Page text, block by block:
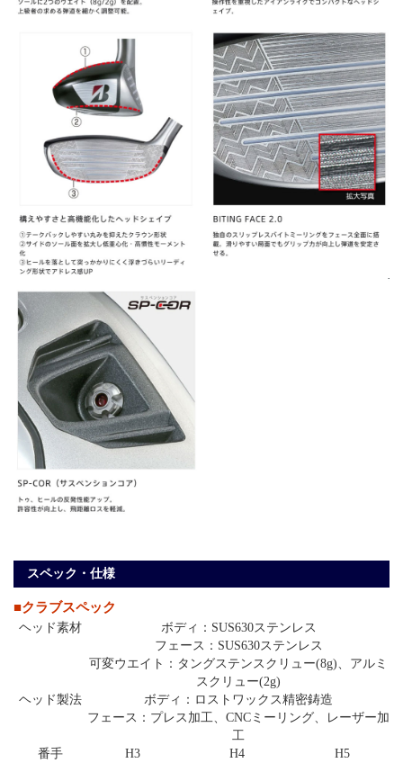
スペック・仕様
■クラブスペック
ヘッド素材
ボディ：SUS630ステンレス
フェース：SUS630ステンレス
可変ウエイト：タングステンスクリュー(8g)、アルミ
スクリュー(2g)
ヘッド製法
ボディ：ロストワックス精密鋳造
フェース：プレス加工、CNCミーリング、レーザー加
工
番手
H3 H4
H5